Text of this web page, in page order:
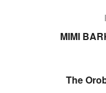
MIMI
The